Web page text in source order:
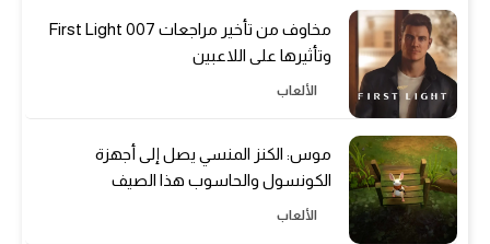
مخاوف من تأخير مراجعات 007 First Light
وتأثيرها على اللاعبين
الألعاب
موس: الكنز المنسي يصل إلى أجهزة
الكونسول والحاسوب هذا الصيف
الألعاب